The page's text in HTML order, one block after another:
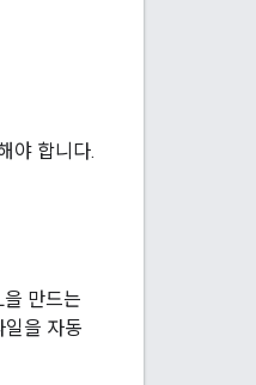
야 합니다.
만드는
일을 자동